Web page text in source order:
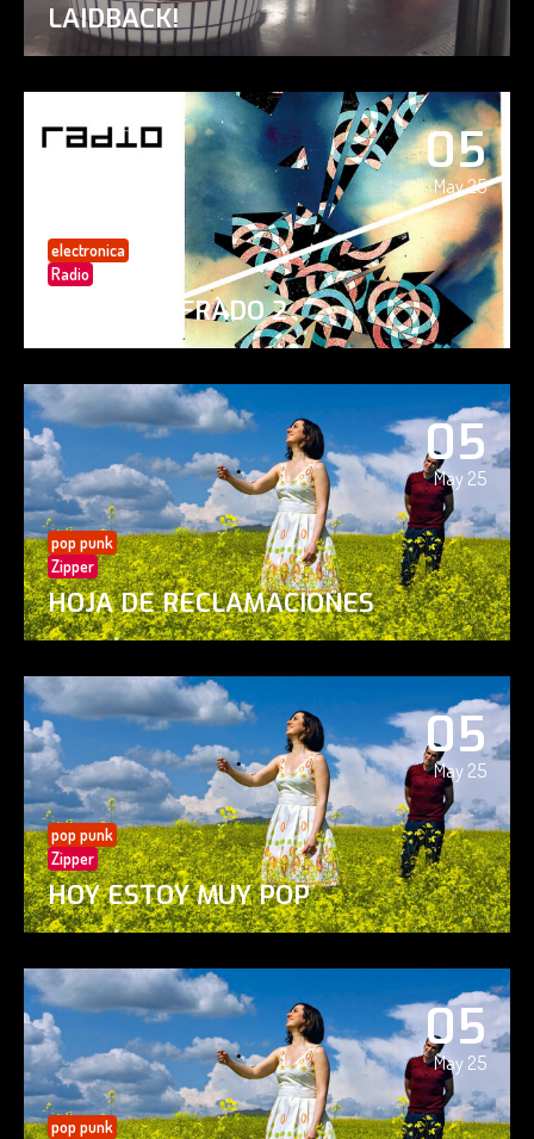
LAIDBACK!
05
May 25
electronica
Radio
PAISAJE CIFRADO 2
05
May 25
pop punk
Zipper
HOJA DE RECLAMACIONES
05
May 25
pop punk
Zipper
HOY ESTOY MUY POP
05
May 25
pop punk